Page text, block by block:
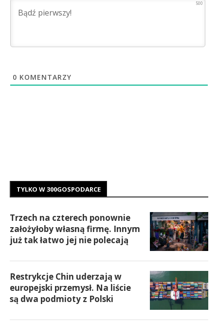
500
0 KOMENTARZY
TYLKO W 300GOSPODARCE
Trzech na czterech ponownie
założyłoby własną firmę. Innym
już tak łatwo jej nie polecają
Restrykcje Chin uderzają w
europejski przemysł. Na liście
są dwa podmioty z Polski